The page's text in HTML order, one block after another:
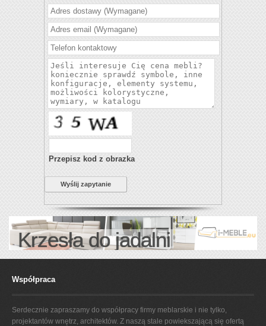
Przepisz kod z obrazka
Wyślij zapytanie
Krzesła do jadalni
Współpraca
Serdecznie zapraszamy do współpracy firmy meblarskie i nie tylko,
projektantów wnętrz, architektów. Z naszą stale powiekszającą się ofertą